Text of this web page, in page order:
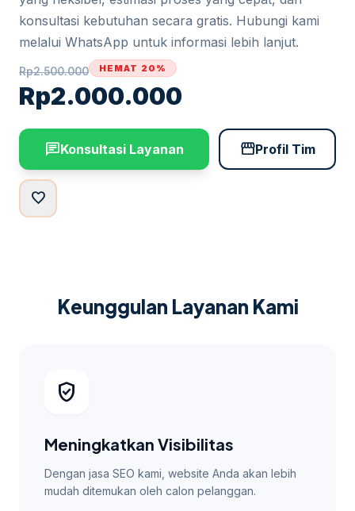
konsultasi kebutuhan secara gratis. Hubungi kami
melalui WhatsApp untuk informasi lebih lanjut.
Rp2.500.000
Rp2.000.000
HEMAT 20%
chatKonsultasi Layanan storefrontProfil Tim
favorite
Keunggulan Layanan Kami
verified_user
Meningkatkan Visibilitas
Dengan jasa SEO kami, website Anda akan lebih
mudah ditemukan oleh calon pelanggan.